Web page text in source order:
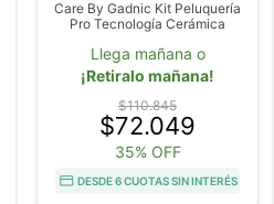
Care By Gadnic Kit Peluquería
Pro Tecnología Cerámica
Llega mañana o
¡Retiralo mañana!
$110.845
$72.049
35% OFF
DESDE 6 CUOTAS SIN INTERÉS